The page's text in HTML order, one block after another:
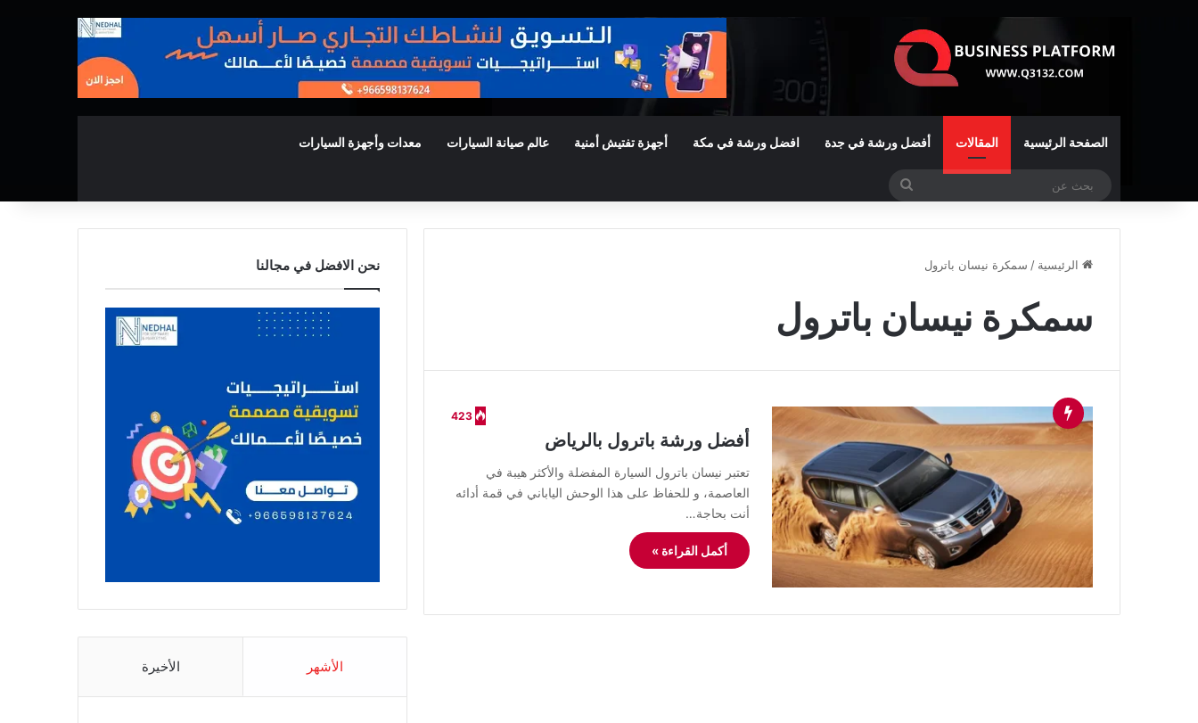
الصفحة الرئيسية المقالات أفضل ورشة في جدة افضل ورشة في مكة أجهزة تفتيش أمنية عالم صيانة السيارات معدات وأجهزة السيارات
الرئيسية / سمكرة نيسان باترول
سمكرة نيسان باترول
423
أفضل ورشة باترول بالرياض
​تعتبر نيسان باترول السيارة المفضلة والأكثر هيبة في
العاصمة، و للحفاظ على هذا الوحش الياباني في قمة أدائه
أنت بحاجة…
أكمل القراءة »
نحن الافضل في مجالنا
الأشهر الأخيرة